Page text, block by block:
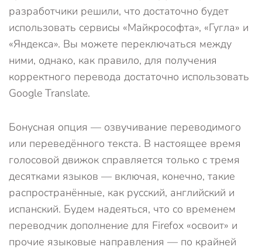
разработчики решили, что достаточно будет
использовать сервисы «Майкрософта», «Гугла» и
«Яндекса». Вы можете переключаться между
ними, однако, как правило, для получения
корректного перевода достаточно использовать
Google Translate.
Бонусная опция — озвучивание переводимого
или переведённого текста. В настоящее время
голосовой движок справляется только с тремя
десятками языков — включая, конечно, такие
распространённые, как русский, английский и
испанский. Будем надеяться, что со временем
переводчик дополнение для Firefox «освоит» и
прочие языковые направления — по крайней